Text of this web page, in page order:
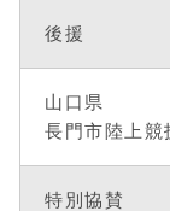
後援
山口県
長門市陸上競
特別協賛